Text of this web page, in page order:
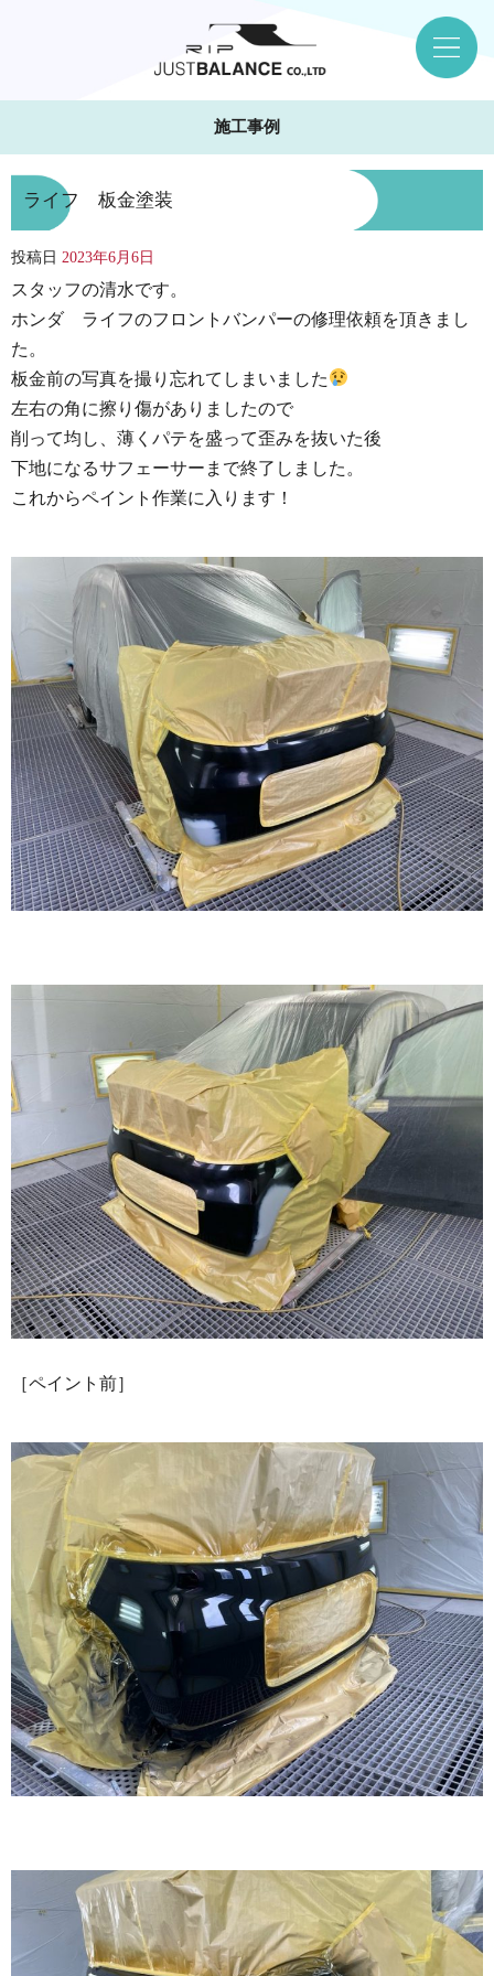
施工事例
ライフ 板金塗装
投稿日 2023年6月6日
スタッフの清水です。
ホンダ ライフのフロントバンパーの修理依頼を頂きまし
た。
板金前の写真を撮り忘れてしまいました
左右の角に擦り傷がありましたので
削って均し、薄くパテを盛って歪みを抜いた後
下地になるサフェーサーまで終了しました。
これからペイント作業に入ります！
［ペイント前］